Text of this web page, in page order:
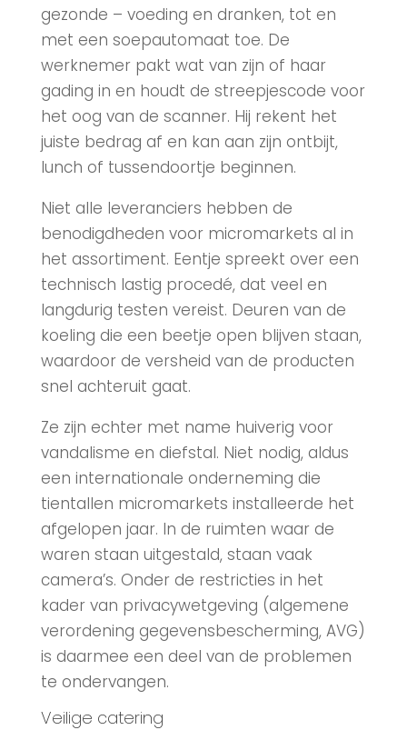
gezonde – voeding en dranken, tot en
met een soepautomaat toe. De
werknemer pakt wat van zijn of haar
gading in en houdt de streepjescode voor
het oog van de scanner. Hij rekent het
juiste bedrag af en kan aan zijn ontbijt,
lunch of tussendoortje beginnen.
Niet alle leveranciers hebben de
benodigdheden voor micromarkets al in
het assortiment. Eentje spreekt over een
technisch lastig procedé, dat veel en
langdurig testen vereist. Deuren van de
koeling die een beetje open blijven staan,
waardoor de versheid van de producten
snel achteruit gaat.
Ze zijn echter met name huiverig voor
vandalisme en diefstal. Niet nodig, aldus
een internationale onderneming die
tientallen micromarkets installeerde het
afgelopen jaar. In de ruimten waar de
waren staan uitgestald, staan vaak
camera’s. Onder de restricties in het
kader van privacywetgeving (algemene
verordening gegevensbescherming, AVG)
is daarmee een deel van de problemen
te ondervangen.
Veilige catering